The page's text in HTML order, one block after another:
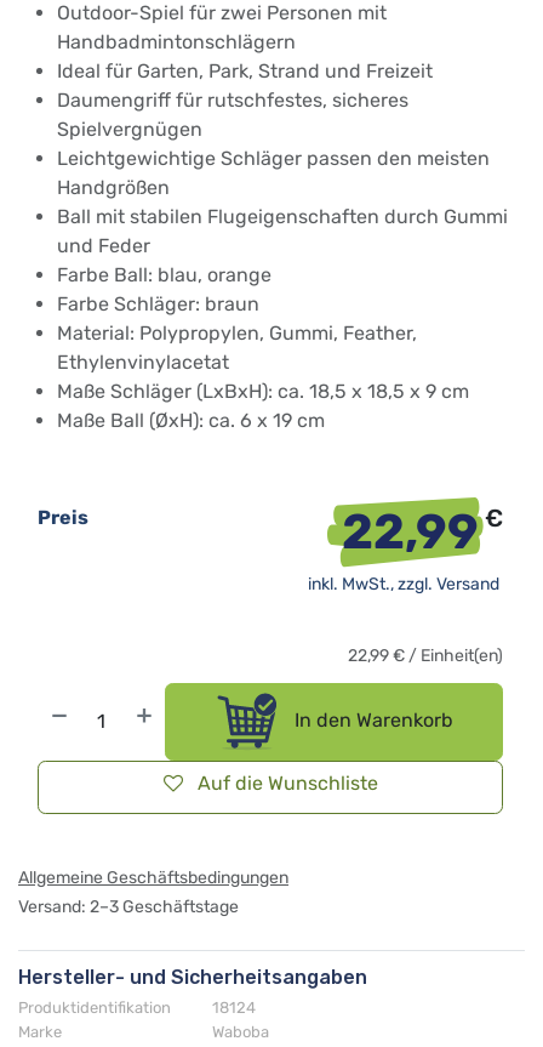
Outdoor-Spiel für zwei Personen mit
Handbadmintonschlägern
Ideal für Garten, Park, Strand und Freizeit
Daumengriff für rutschfestes, sicheres
Spielvergnügen
Leichtgewichtige Schläger passen den meisten
Handgrößen
Ball mit stabilen Flugeigenschaften durch Gummi
und Feder
Farbe Ball: blau, orange
Farbe Schläger: braun
Material: Polypropylen, Gummi, Feather,
Ethylenvinylacetat
Maße Schläger (LxBxH): ca. 18,5 x 18,5 x 9 cm
Maße Ball (ØxH): ca. 6 x 19 cm
In den Warenkorb
Auf die Wunschliste
Preis 22,99€
inkl. MwSt., zzgl. Versand
22,99€ / Einheit(en)
Allgemeine Geschäftsbedingungen
Versand: 2–3 Geschäftstage
Hersteller- und Sicherheitsangaben
Produktidentifikation
18124
Marke
Waboba